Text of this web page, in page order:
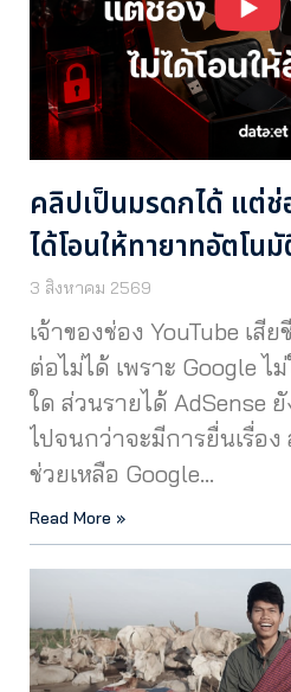
คลิปเป็นมรดกได้ แต่
ได้โอนให้ทายาทอัตโน
3 สิงหาคม 2569
เจ้าของช่อง YouTube เสี
ต่อไม่ได้ เพราะ Google
ใด ส่วนรายได้ AdSense
ไปจนกว่าจะมีการยื่นเรื่อ
ช่วยเหลือ Google…
Read More »